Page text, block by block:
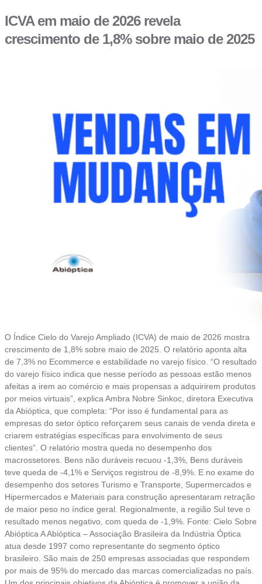
ICVA em maio de 2026 revela
crescimento de 1,8% sobre maio de 2025
O Índice Cielo do Varejo Ampliado (ICVA) de maio de 2026 mostra
crescimento de 1,8% sobre maio de 2025. O relatório aponta alta
de 7,3% no Ecommerce e estabilidade no varejo físico. “O resultado
do varejo físico indica que nesse período as pessoas estão menos
afeitas a irem ao comércio e mais propensas a adquirirem produtos
por meios virtuais”, explica Ambra Nobre Sinkoc, diretora Executiva
da Abióptica, que completa: “Por isso é fundamental para as
empresas do setor óptico reforçarem seus canais de venda direta e
criarem estratégias específicas para envolvimento de seus
clientes”. O relatório mostra queda no desempenho dos
macrossetores. Bens não duráveis recuou -1,3%, Bens duráveis
teve queda de -4,1% e Serviços registrou de -8,9%. E no exame do
desempenho dos setores Turismo e Transporte, Supermercados e
Hipermercados e Materiais para construção apresentaram retração
de maior peso no índice geral. Regionalmente, a região Sul teve o
resultado menos negativo, com queda de -1,9%. Fonte: Cielo Sobre
Abióptica A Abióptica – Associação Brasileira da Indústria Óptica
atua desde 1997 como representante do segmento óptico
brasileiro. São mais de 250 empresas associadas que respondem
por mais de 95% do mercado das marcas comercializadas no país.